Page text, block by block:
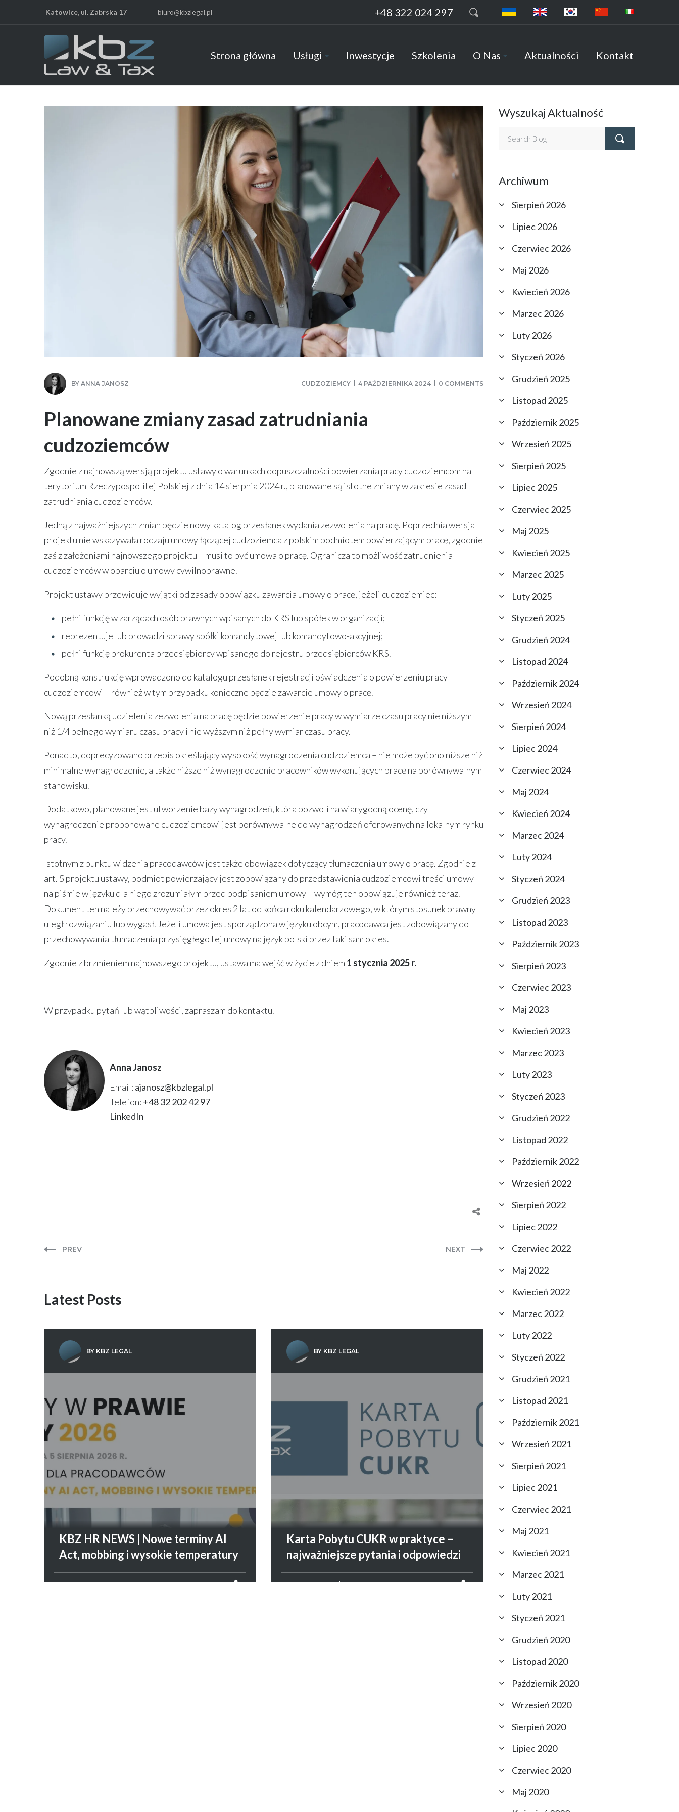
Katowice, ul. Zabrska 17 biuro@kbzlegal.pl +48 322 024 297
Strona główna Usługi Inwestycje Szkolenia O Nas Aktualności Kontakt
BY ANNA JANOSZ CUDZOZIEMCY 4 PAŹDZIERNIKA 2024 0 COMMENTS
Planowane zmiany zasad zatrudniania
cudzoziemców
Zgodnie z najnowszą wersją projektu ustawy o warunkach dopuszczalności powierzania pracy cudzoziemcom na
terytorium Rzeczypospolitej Polskiej z dnia 14 sierpnia 2024 r., planowane są istotne zmiany w zakresie zasad
zatrudniania cudzoziemców.
Jedną z najważniejszych zmian będzie nowy katalog przesłanek wydania zezwolenia na pracę. Poprzednia wersja
projektu nie wskazywała rodzaju umowy łączącej cudzoziemca z polskim podmiotem powierzającym pracę, zgodnie
zaś z założeniami najnowszego projektu – musi to być umowa o pracę. Ogranicza to możliwość zatrudnienia
cudzoziemców w oparciu o umowy cywilnoprawne.
Projekt ustawy przewiduje wyjątki od zasady obowiązku zawarcia umowy o pracę, jeżeli cudzoziemiec:
pełni funkcję w zarządach osób prawnych wpisanych do KRS lub spółek w organizacji;
reprezentuje lub prowadzi sprawy spółki komandytowej lub komandytowo-akcyjnej;
pełni funkcję prokurenta przedsiębiorcy wpisanego do rejestru przedsiębiorców KRS.
Podobną konstrukcję wprowadzono do katalogu przesłanek rejestracji oświadczenia o powierzeniu pracy
cudzoziemcowi – również w tym przypadku konieczne będzie zawarcie umowy o pracę.
Nową przesłanką udzielenia zezwolenia na pracę będzie powierzenie pracy w wymiarze czasu pracy nie niższym
niż 1/4 pełnego wymiaru czasu pracy i nie wyższym niż pełny wymiar czasu pracy.
Ponadto, doprecyzowano przepis określający wysokość wynagrodzenia cudzoziemca – nie może być ono niższe niż
minimalne wynagrodzenie, a także niższe niż wynagrodzenie pracowników wykonujących pracę na porównywalnym
stanowisku.
Dodatkowo, planowane jest utworzenie bazy wynagrodzeń, która pozwoli na wiarygodną ocenę, czy
wynagrodzenie proponowane cudzoziemcowi jest porównywalne do wynagrodzeń oferowanych na lokalnym rynku
pracy.
Istotnym z punktu widzenia pracodawców jest także obowiązek dotyczący tłumaczenia umowy o pracę. Zgodnie z
art. 5 projektu ustawy, podmiot powierzający jest zobowiązany do przedstawienia cudzoziemcowi treści umowy
na piśmie w języku dla niego zrozumiałym przed podpisaniem umowy – wymóg ten obowiązuje również teraz.
Dokument ten należy przechowywać przez okres 2 lat od końca roku kalendarzowego, w którym stosunek prawny
uległ rozwiązaniu lub wygasł. Jeżeli umowa jest sporządzona w języku obcym, pracodawca jest zobowiązany do
przechowywania tłumaczenia przysięgłego tej umowy na język polski przez taki sam okres.
Zgodnie z brzmieniem najnowszego projektu, ustawa ma wejść w życie z dniem 1 stycznia 2025 r.
W przypadku pytań lub wątpliwości, zapraszam do kontaktu.
Anna Janosz
Email: ajanosz@kbzlegal.pl
Telefon: +48 32 202 42 97
LinkedIn
PREV NEXT
Latest Posts
BY KBZ LEGAL
KBZ HR NEWS | Nowe terminy AI
Act, mobbing i wysokie temperatury
BY KBZ LEGAL
Karta Pobytu CUKR w praktyce –
najważniejsze pytania i odpowiedzi
Wyszukaj Aktualność
Archiwum
Sierpień 2026
Lipiec 2026
Czerwiec 2026
Maj 2026
Kwiecień 2026
Marzec 2026
Luty 2026
Styczeń 2026
Grudzień 2025
Listopad 2025
Październik 2025
Wrzesień 2025
Sierpień 2025
Lipiec 2025
Czerwiec 2025
Maj 2025
Kwiecień 2025
Marzec 2025
Luty 2025
Styczeń 2025
Grudzień 2024
Listopad 2024
Październik 2024
Wrzesień 2024
Sierpień 2024
Lipiec 2024
Czerwiec 2024
Maj 2024
Kwiecień 2024
Marzec 2024
Luty 2024
Styczeń 2024
Grudzień 2023
Listopad 2023
Październik 2023
Sierpień 2023
Czerwiec 2023
Maj 2023
Kwiecień 2023
Marzec 2023
Luty 2023
Styczeń 2023
Grudzień 2022
Listopad 2022
Październik 2022
Wrzesień 2022
Sierpień 2022
Lipiec 2022
Czerwiec 2022
Maj 2022
Kwiecień 2022
Marzec 2022
Luty 2022
Styczeń 2022
Grudzień 2021
Listopad 2021
Październik 2021
Wrzesień 2021
Sierpień 2021
Lipiec 2021
Czerwiec 2021
Maj 2021
Kwiecień 2021
Marzec 2021
Luty 2021
Styczeń 2021
Grudzień 2020
Listopad 2020
Październik 2020
Wrzesień 2020
Sierpień 2020
Lipiec 2020
Czerwiec 2020
Maj 2020